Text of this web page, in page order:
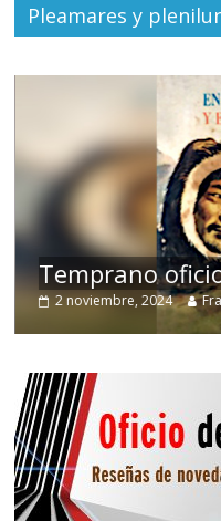
Pleamares y
Temprano
2 noviembre, 2024